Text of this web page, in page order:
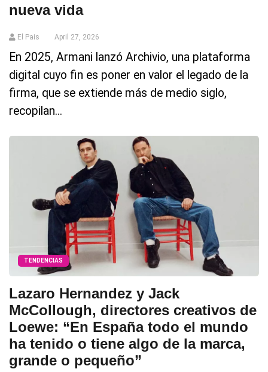
nueva vida
El Pais April 27, 2026
En 2025, Armani lanzó Archivio, una plataforma
digital cuyo fin es poner en valor el legado de la
firma, que se extiende más de medio siglo,
recopilan...
TENDENCIAS
Lazaro Hernandez y Jack
McCollough, directores creativos de
Loewe: “En España todo el mundo
ha tenido o tiene algo de la marca,
grande o pequeño”